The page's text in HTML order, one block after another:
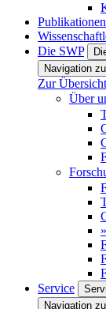
Publikationen
Die SWP
Navigation
Zur
Über
Service
Navigation